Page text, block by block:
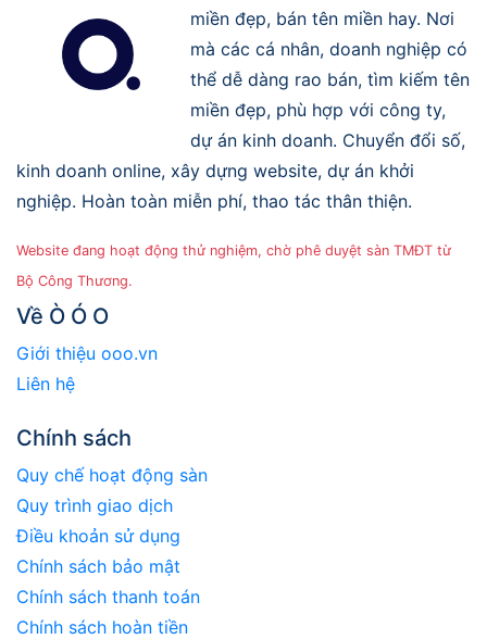
miền đẹp, bán tên miền hay. Nơi
mà các cá nhân, doanh nghiệp có
thể dễ dàng rao bán, tìm kiếm tên
miền đẹp, phù hợp với công ty,
dự án kinh doanh. Chuyển đổi số,
kinh doanh online, xây dựng website, dự án khởi
nghiệp. Hoàn toàn miễn phí, thao tác thân thiện.
Website đang hoạt động thử nghiệm, chờ phê duyệt sàn TMĐT từ
Bộ Công Thương.
Về Ò Ó O
Giới thiệu ooo.vn
Liên hệ
Chính sách
Quy chế hoạt động sàn
Quy trình giao dịch
Điều khoản sử dụng
Chính sách bảo mật
Chính sách thanh toán
Chính sách hoàn tiền